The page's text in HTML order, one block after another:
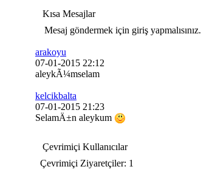
Kısa Mesajlar
Mesaj göndermek için giriş yapmalısınız.
arakoyu
07-01-2015 22:12
aleykÃ¼mselam
kelcikbalta
07-01-2015 21:23
SelamÄ±n aleykum
Çevrimiçi Kullanıcılar
Çevrimiçi Ziyaretçiler: 1